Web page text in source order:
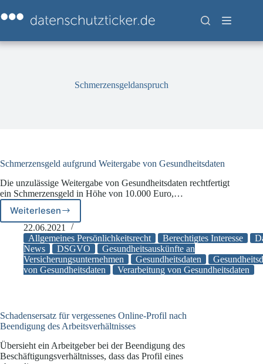
Inhalt
springen
Schmerzensgeldanspruch
Schmerzensgeld aufgrund Weitergabe von Gesundheitsdaten
Die unzulässige Weitergabe von Gesundheitsdaten rechtfertigt
ein Schmerzensgeld in Höhe von 10.000 Euro,…
WeiterlesenSchmerzensgeld
aufgrund
Weitergabe
von
Gesundheitsdaten
22.06.2021
Allgemeines Persönlichkeitsrecht
Berechtigtes Interesse
News
DSGVO
Gesundheitsauskünfte an
Versicherungsunternehmen
Gesundheitsdaten
von Gesundheitsdaten
Verarbeitung von Gesundheitsdaten
Schadensersatz für vergessenes Online-Profil nach
Beendigung des Arbeitsverhältnisses
Übersieht ein Arbeitgeber bei der Beendigung des
Beschäftigungsverhältnisses, dass das Profil eines